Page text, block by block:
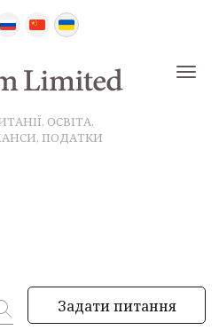
ОСВІТА,
ПОДАТКИ
Задати питання